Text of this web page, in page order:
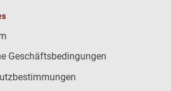
Geschäftsbedingungen